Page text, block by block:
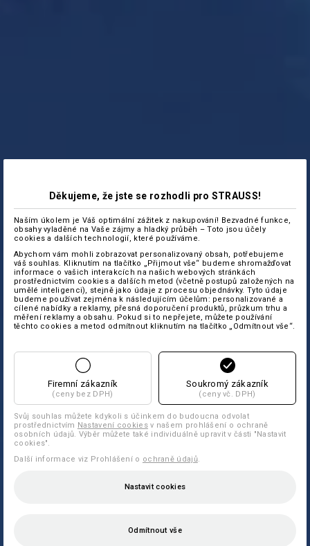
Děkujeme, že jste se rozhodli pro STRAUSS!
Naším úkolem je Váš optimální zážitek z nakupování! Bezvadné funkce,
obsahy vyladěné na Vaše zájmy a hladký průběh – Toto jsou účely
cookies a dalších technologií, které používáme.
Abychom vám mohli zobrazovat personalizovaný obsah, potřebujeme
váš souhlas. Kliknutím na tlačítko „Přijmout vše“ budeme shromažďovat
informace o vašich interakcích na našich webových stránkách
prostřednictvím cookies a dalších metod (včetně postupů založených na
umělé inteligenci), stejně jako údaje z procesu objednávky. Tyto údaje
budeme používat zejména k následujícím účelům: personalizované a
cílené nabídky a reklamy, přesná doporučení produktů, průzkum trhu a
měření reklamy a obsahu. Pokud si to nepřejete, můžete používání
těchto cookies a metod odmítnout kliknutím na tlačítko „Odmítnout vše“.
Firemní zákazník
(ceny bez DPH)
Soukromý zákazník
(ceny vč. DPH)
Svůj souhlas můžete kdykoli s účinkem do budoucna odvolat
prostřednictvím Nastavení cookiesv našem prohlášení o ochraně
osobních údajů. Výběr můžete také individuálně upravit v části "Nastavit
cookies".
Další informace viz Prohlášení o ochraně údajů.
Nastavit cookies
Odmítnout vše